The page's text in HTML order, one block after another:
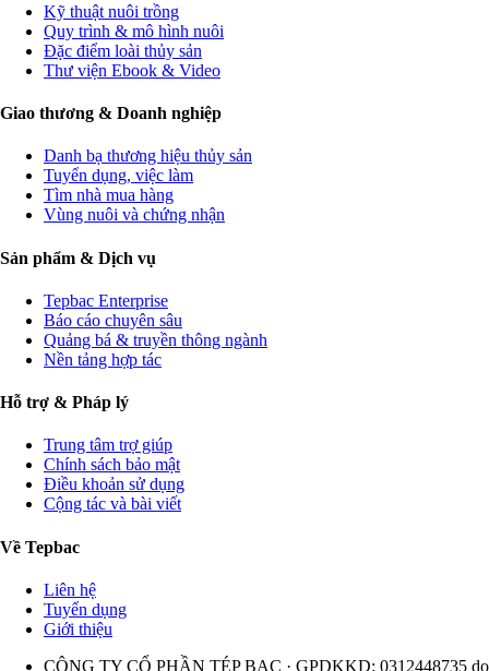
Kỹ thuật nuôi trồng
Quy trình & mô hình nuôi
Đặc điểm loài thủy sản
Thư viện Ebook & Video
Giao thương & Doanh nghiệp
Danh bạ thương hiệu thủy sản
Tuyển dụng, việc làm
Tìm nhà mua hàng
Vùng nuôi và chứng nhận
Sản phẩm & Dịch vụ
Tepbac Enterprise
Báo cáo chuyên sâu
Quảng bá & truyền thông ngành
Nền tảng hợp tác
Hỗ trợ & Pháp lý
Trung tâm trợ giúp
Chính sách bảo mật
Điều khoản sử dụng
Cộng tác và bài viết
Về Tepbac
Liên hệ
Tuyển dụng
Giới thiệu
CÔNG TY CỔ PHẦN TÉP BẠC · GPDKKD: 0312448735 do